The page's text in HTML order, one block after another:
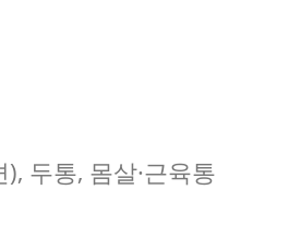
두통, 몸살·근육통